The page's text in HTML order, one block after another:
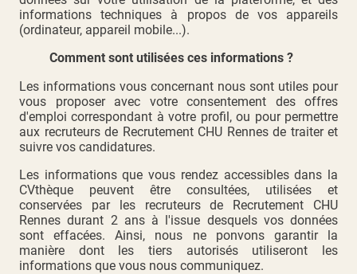
informations techniques à propos de vos appareils
(ordinateur, appareil mobile...).
Comment sont utilisées ces informations ?
Les informations vous concernant nous sont utiles pour
vous proposer avec votre consentement des offres
d'emploi correspondant à votre profil, ou pour permettre
aux recruteurs de Recrutement CHU Rennes de traiter et
suivre vos candidatures.
Les informations que vous rendez accessibles dans la
CVthèque peuvent être consultées, utilisées et
conservées par les recruteurs de Recrutement CHU
Rennes durant 2 ans à l'issue desquels vos données
sont effacées. Ainsi, nous ne ponvons garantir la
manière dont les tiers autorisés utiliseront les
informations que vous nous communiquez.